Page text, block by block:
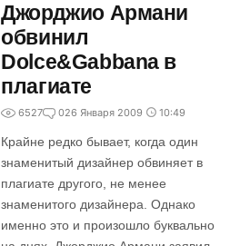
Джорджио Армани
обвинил
Dolce&Gabbana в
плагиате
6527 026 Января 2009 10:49
Крайне редко бывает, когда один
знаменитый дизайнер обвиняет в
плагиате другого, не менее
знаменитого дизайнера. Однако
именно это и произошло буквально